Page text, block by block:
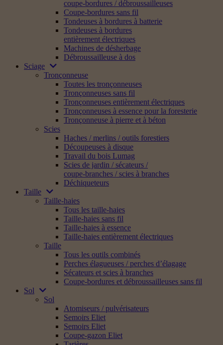
coupe-bordures / débroussailleuses
Coupe-bordures sans fil
Tondeuses à bordures à batterie
Tondeuses à bordures
entièrement électriques
Machines de désherbage
Débroussailleuse à dos
Sciage
Tronçonneuse
Toutes les tronçonneuses
Tronçonneuses sans fil
Tronçonneuses entièrement électriques
Tronçonneuses à essence pour la foresterie
Tronçonneuse à pierre et à béton
Scies
Haches / merlins / outils forestiers
Découpeuses à disque
Travail du bois Lumag
Scies de jardin / sécateurs /
coupe-branches / scies à branches
Déchiqueteurs
Taille
Taille-haies
Tous les taille-haies
Taille-haies sans fil
Taille-haies à essence
Taille-haies entièrement électriques
Taille
Tous les outils combinés
Perches élagueuses / perches d’élagage
Sécateurs et scies à branches
Coupe-bordures et débroussailleuses sans fil
Sol
Sol
Atomiseurs / pulvérisateurs
Semoirs Eliet
Semoirs Eliet
Coupe-gazon Eliet